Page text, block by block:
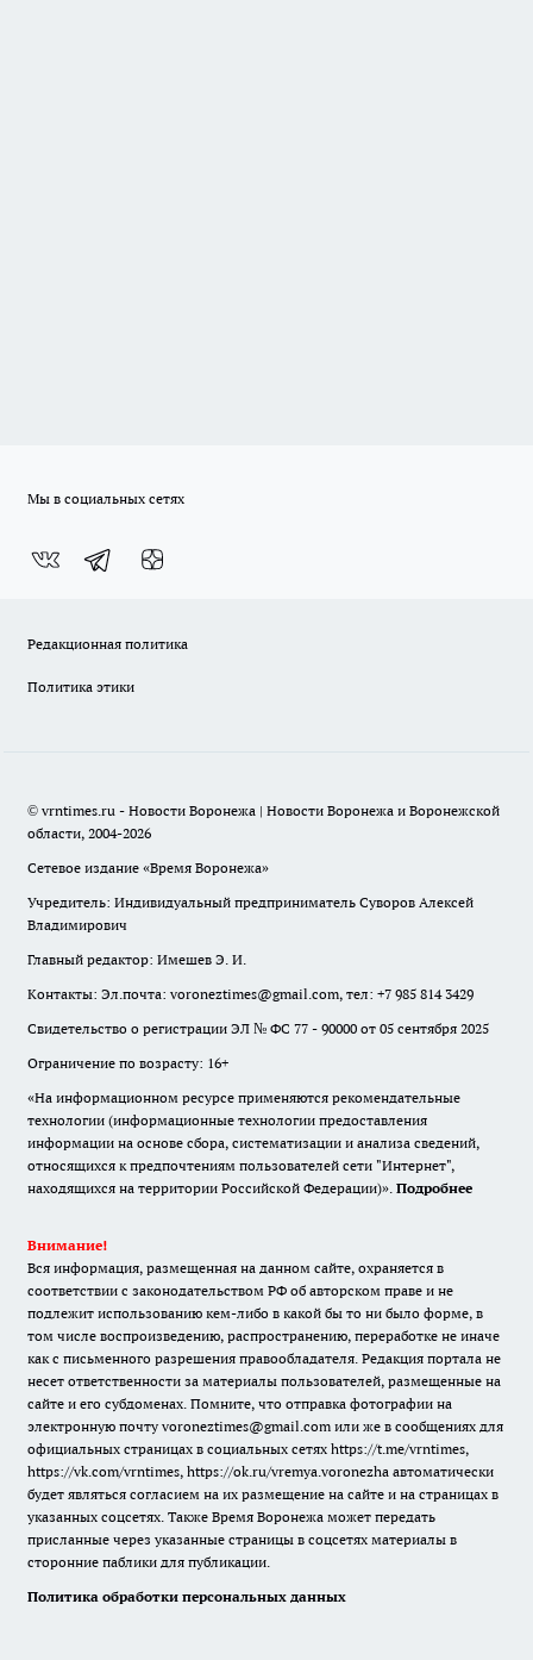
Мы в социальных сетях
Редакционная политика
Политика этики
© vrntimes.ru - Новости Воронежа | Новости Воронежа и Воронежской
области, 2004-2026
Сетевое издание «Время Воронежа»
Учредитель: Индивидуальный предприниматель Суворов Алексей
Владимирович
Главный редактор: Имешев Э. И.
Контакты: Эл.почта: voroneztimes@gmail.com, тел: +7 985 814 3429
Свидетельство о регистрации ЭЛ № ФС 77 - 90000 от 05 сентября 2025
Ограничение по возрасту: 16+
«На информационном ресурсе применяются рекомендательные
технологии (информационные технологии предоставления
информации на основе сбора, систематизации и анализа сведений,
относящихся к предпочтениям пользователей сети "Интернет",
находящихся на территории Российской Федерации)». Подробнее
Внимание!
Вся информация, размещенная на данном сайте, охраняется в
соответствии с законодательством РФ об авторском праве и не
подлежит использованию кем-либо в какой бы то ни было форме, в
том числе воспроизведению, распространению, переработке не иначе
как с письменного разрешения правообладателя. Редакция портала не
несет ответственности за материалы пользователей, размещенные на
сайте и его субдоменах. Помните, что отправка фотографии на
электронную почту voroneztimes@gmail.com или же в сообщениях для
официальных страницах в социальных сетях https://t.me/vrntimes,
https://vk.com/vrntimes, https://ok.ru/vremya.voronezha автоматически
будет являться согласием на их размещение на сайте и на страницах в
указанных соцсетях. Также Время Воронежа может передать
присланные через указанные страницы в соцсетях материалы в
сторонние паблики для публикации.
Политика обработки персональных данных